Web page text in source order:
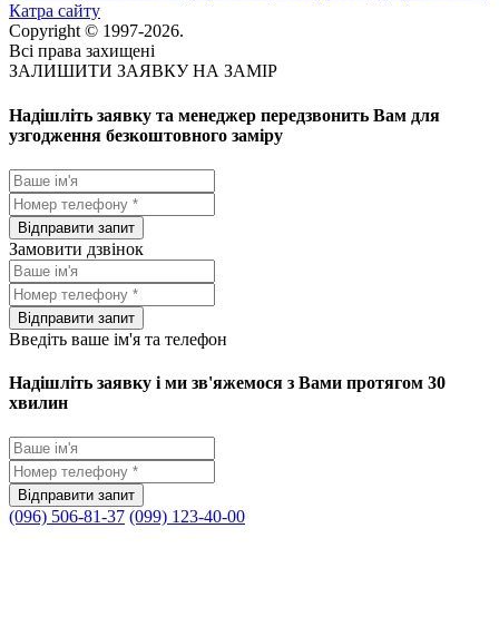
Катра сайту
Copyright © 1997-2026.
Всі права захищені
ЗАЛИШИТИ ЗАЯВКУ НА ЗАМІР
Надішліть заявку та менеджер передзвонить Вам для
узгодження безкоштовного заміру
Замовити дзвінок
Введіть ваше ім'я та телефон
Надішліть заявку і ми зв'яжемося з Вами протягом 30
хвилин
(096) 506-81-37 (099) 123-40-00